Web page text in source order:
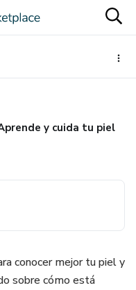
y cuida tu piel
conocer mejor tu piel y
sobre cómo está